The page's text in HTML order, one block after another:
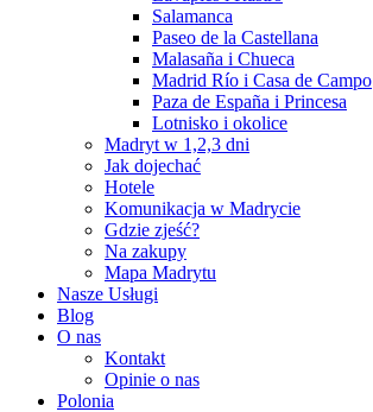
Salamanca
Paseo de la Castellana
Malasaña i Chueca
Madrid Río i Casa de Campo
Paza de España i Princesa
Lotnisko i okolice
Madryt w 1,2,3 dni
Jak dojechać
Hotele
Komunikacja w Madrycie
Gdzie zjeść?
Na zakupy
Mapa Madrytu
Nasze Usługi
Blog
O nas
Kontakt
Opinie o nas
Polonia